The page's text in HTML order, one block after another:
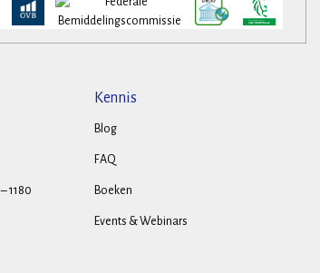
1180
Kennis
Blog
FAQ
Boeken
Events & Webinars